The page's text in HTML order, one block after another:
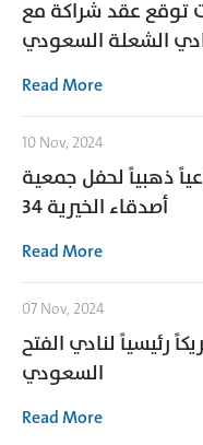
توقع عقد شراكة مع
الشعلة السعودي
Read More
10 Nov, 2024
ذهبياً لحفل جمعية
أصدقاء الخيرية 34
Read More
07 Nov, 2024
رئيسياً لنادي الفتح
السعودي
Read More